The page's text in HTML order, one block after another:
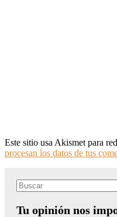
Este sitio usa Akismet para
procesan los datos de tus
Search
Tu opinión nos